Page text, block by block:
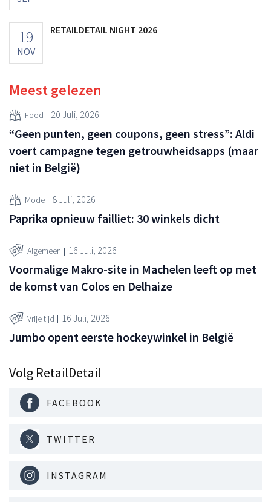
19
NOV
RETAILDETAIL NIGHT 2026
Meest gelezen
Food 20 Juli, 2026
“Geen punten, geen coupons, geen stress”: Aldi
voert campagne tegen getrouwheidsapps (maar
niet in België)
Mode 8 Juli, 2026
Paprika opnieuw failliet: 30 winkels dicht
Algemeen 16 Juli, 2026
Voormalige Makro-site in Machelen leeft op met
de komst van Colos en Delhaize
Vrije tijd 16 Juli, 2026
Jumbo opent eerste hockeywinkel in België
Volg RetailDetail
FACEBOOK
TWITTER
INSTAGRAM